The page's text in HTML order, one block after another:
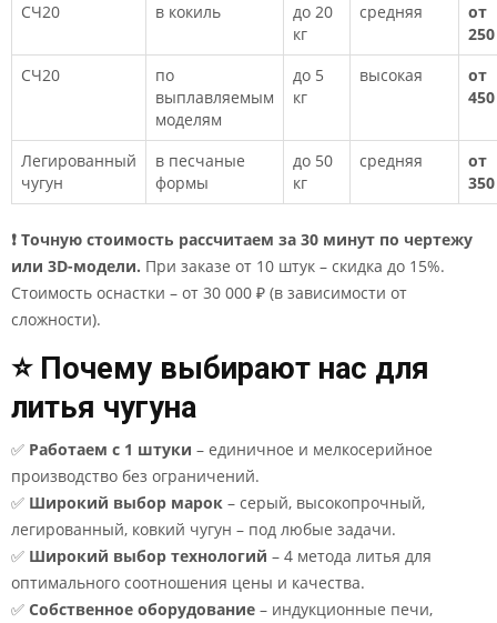
СЧ20 в кокиль
до 20
кг
средняя
от
250
СЧ20
по
выплавляемым
моделям
до 5
кг
высокая
от
450
Легированный
чугун
в песчаные
формы
до 50
кг
средняя
от
350
❗ Точную стоимость рассчитаем за 30 минут по чертежу
или 3D-модели. При заказе от 10 штук – скидка до 15%.
Стоимость оснастки – от 30 000 ₽ (в зависимости от
сложности).
⭐ Почему выбирают нас для
литья чугуна
✅ Работаем с 1 штуки – единичное и мелкосерийное
производство без ограничений.
✅ Широкий выбор марок – серый, высокопрочный,
легированный, ковкий чугун – под любые задачи.
✅ Широкий выбор технологий – 4 метода литья для
оптимального соотношения цены и качества.
✅ Собственное оборудование – индукционные печи,